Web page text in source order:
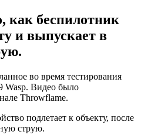
как беспилотник
и выпускает в
во время тестирования
Wasp. Видео было
Throwflame.
подлетает к объекту, после
струю.